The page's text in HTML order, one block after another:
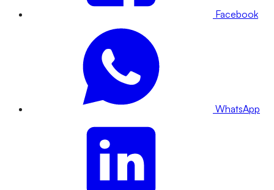
Facebook
WhatsApp